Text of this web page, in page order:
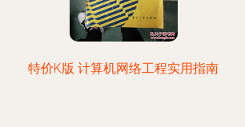
特价K版 计算机网络工程实用指南